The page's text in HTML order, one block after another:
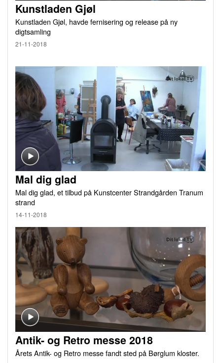
Kunstladen Gjøl
Kunstladen Gjøl, havde fernisering og release på ny
digtsamling
21-11-2018
Mal dig glad
Mal dig glad, et tilbud på Kunstcenter Strandgården Tranum
strand
14-11-2018
Antik- og Retro messe 2018
Årets Antik- og Retro messe fandt sted på Børglum kloster.